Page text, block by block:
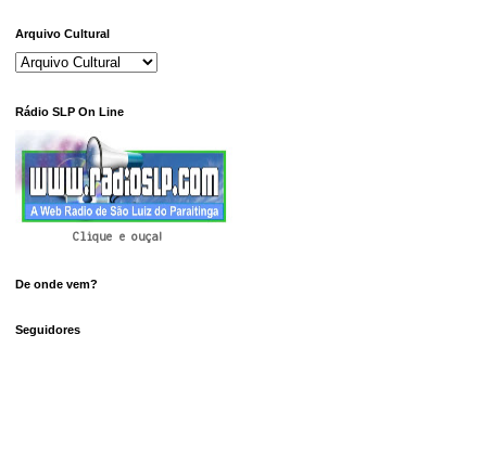
Arquivo Cultural
Rádio SLP On Line
Clique e ouça!
De onde vem?
Seguidores